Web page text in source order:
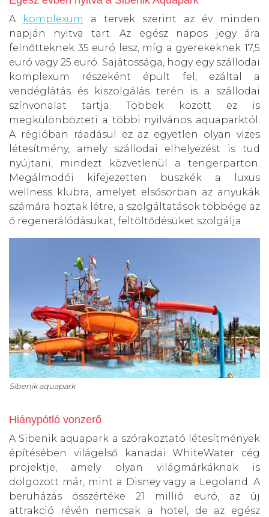
A komplexum
a tervek szerint az év minden
napján nyitva tart. Az egész napos jegy ára
felnőtteknek 35 euró lesz, míg a gyerekeknek 17,5
euró vagy 25 euró. Sajátossága, hogy egy szállodai
komplexum részeként épült fel, ezáltal a
vendéglátás és kiszolgálás terén is a szállodai
színvonalat tartja. Többek között ez is
megkülönbözteti a többi nyilvános aquaparktól.
A régióban ráadásul ez az egyetlen olyan vizes
létesítmény, amely szállodai elhelyezést is tud
nyújtani, mindezt közvetlenül a tengerparton.
Megálmodói kifejezetten büszkék a luxus
wellness klubra, amelyet elsősorban az anyukák
számára hoztak létre, a szolgáltatások többége az
ő regenerálódásukat, feltöltődésüket szolgálja.
Sibenik aquapark
Hiánypótló vonzerő
A Sibenik aquapark a szórakoztató létesítmények
építésében világelső kanadai WhiteWater cég
projektje, amely olyan világmárkáknak is
dolgozott már, mint a Disney vagy a Legoland. A
beruházás összértéke 21 millió euró, az új
attrakció révén nemcsak a hotel, de az egész